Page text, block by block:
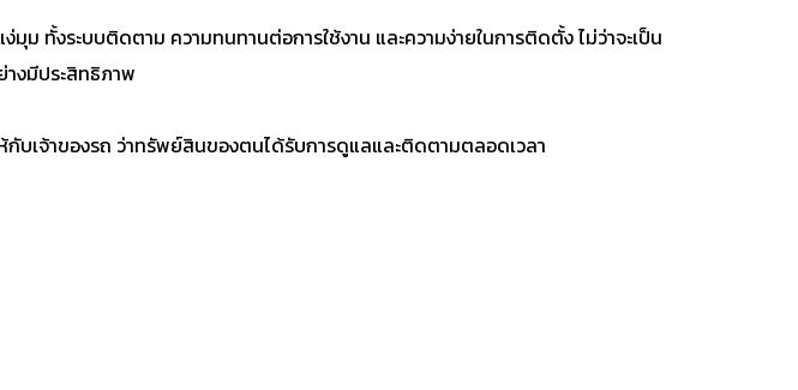
ม ทั้งระบบติดตาม ความทนทานต่อการใช้งาน และความง่ายในการติดตั้ง ไม่ว่าจะเป็น
งมีประสิทธิภาพ
บเจ้าของรถ ว่าทรัพย์สินของตนได้รับการดูแลและติดตามตลอดเวลา